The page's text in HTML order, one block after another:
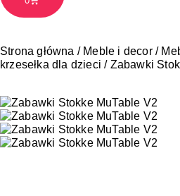
Strona główna / Meble i decor/
krzesełka dla dzieci / Zabawki